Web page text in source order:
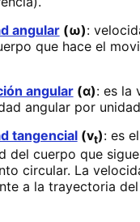
angular(ω):
que hace el
angular(α): es la
angular por
tangencial(vt): es
del cuerpo que
circular. La
a la trayectoria